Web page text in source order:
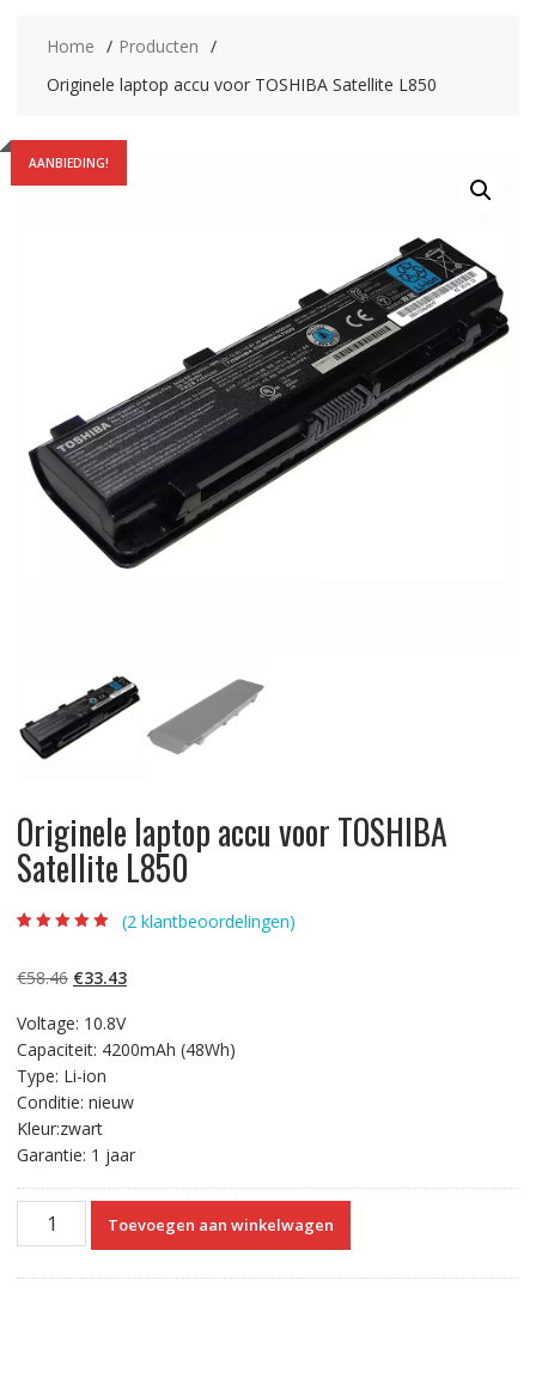
Home
Producten
Originele laptop accu voor TOSHIBA Satellite L850
AANBIEDING!
Originele laptop accu voor TOSHIBA
Satellite L850
gebaseerd op
klantbeoordelinge
(2 klantbeoordelingen)
€58.46 Oorspronkelijke
was:
€58.46.
€33.43Huidige
€33.43.
Voltage: 10.8V
Capaciteit: 4200mAh (48Wh)
Type: Li-ion
Conditie: nieuw
Kleur:zwart
Garantie: 1 jaar
Originele
Toevoegen aan winkelwagen